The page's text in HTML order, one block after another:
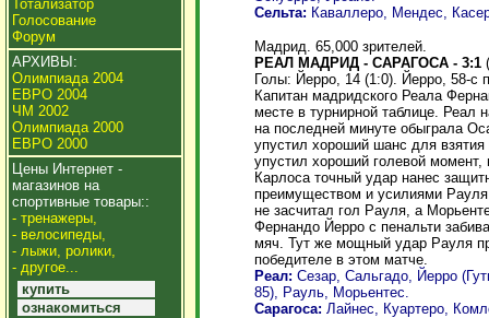
Тотализатор
Голосование
Форум
АРХИВЫ:
Олимпиада 2004
ЕВРО 2004
ЧМ 2002
Олимпиада 2000
ЕВРО 2000
Цены Интернет -
магазинов на
спортивные товары::
- тренажеры,
- велосипеды,
- лыжи, ролики,
- другое...
купить
ознакомиться
Сельта: Каваллеро, Мендес,
Мадрид. 65,000 зрителей.
РЕАЛ МАДРИД - САРАГОСА - 3:1
Голы: Йерро, 14 (1:0). Йерро, 58-с
Капитан мадридского Реала
месте в турнирной таблице. Реал
на последней минуте обыграла
упустил хороший шанс для
упустил хороший голевой
Карлоса точный удар нанес
преимуществом и усилиями Рауля
не засчитал гол Рауля, а
Фернандо Йерро с пенальти
мяч. Тут же мощный удар Рауля
победителе в этом матче.
Реал: Сезар, Сальгадо, Йерро
85), Рауль, Морьентес.
Сарагоса: Лайнес, Куартеро,